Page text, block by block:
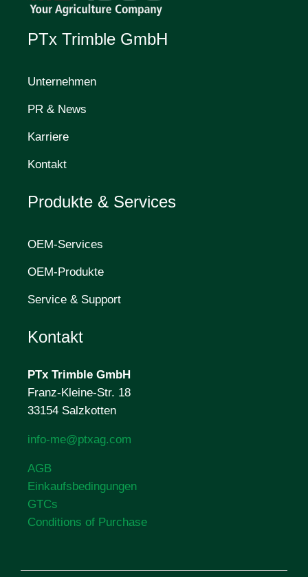
PTx Trimble GmbH
Unternehmen
PR & News
Karriere
Kontakt
Produkte & Services
OEM-Services
OEM-Produkte
Service & Support
Kontakt
PTx Trimble GmbH
Franz-Kleine-Str. 18
33154 Salzkotten
info-me@ptxag.com
AGB
Einkaufsbedingungen
GTCs
Conditions of Purchase